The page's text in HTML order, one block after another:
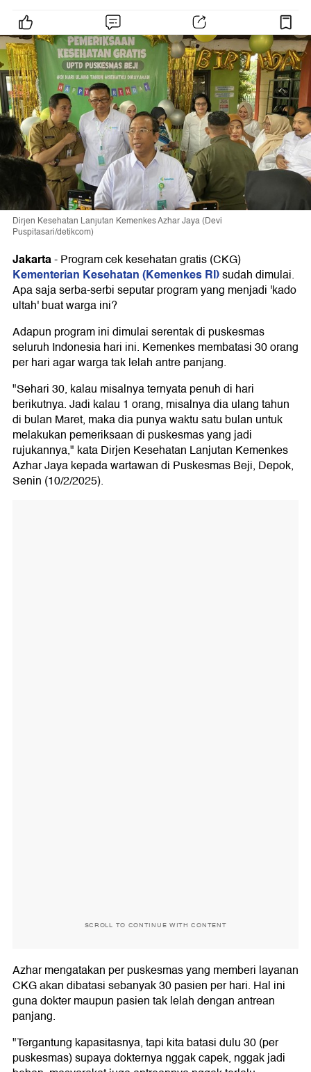
Dirjen Kesehatan Lanjutan Kemenkes Azhar Jaya (Devi
Puspitasari/detikcom)
Jakarta-Program cek kesehatan gratis (CKG)
Kementerian Kesehatan (Kemenkes RI)sudah dimulai.
Apa saja serba-serbi seputar program yang menjadi 'kado
ultah' buat warga ini?
Adapun program ini dimulai serentak di puskesmas
seluruh Indonesia hari ini. Kemenkes membatasi 30 orang
per hari agar warga tak lelah antre panjang.
"Sehari 30, kalau misalnya ternyata penuh di hari
berikutnya. Jadi kalau 1 orang, misalnya dia ulang tahun
di bulan Maret, maka dia punya waktu satu bulan untuk
melakukan pemeriksaan di puskesmas yang jadi
rujukannya," kata Dirjen Kesehatan Lanjutan Kemenkes
Azhar Jaya kepada wartawan di Puskesmas Beji, Depok,
Senin (10/2/2025).
SCROLL TO CONTINUE WITH CONTENT
Azhar mengatakan per puskesmas yang memberi layanan
CKG akan dibatasi sebanyak 30 pasien per hari. Hal ini
guna dokter maupun pasien tak lelah dengan antrean
panjang.
"Tergantung kapasitasnya, tapi kita batasi dulu 30 (per
puskesmas) supaya dokternya nggak capek, nggak jadi